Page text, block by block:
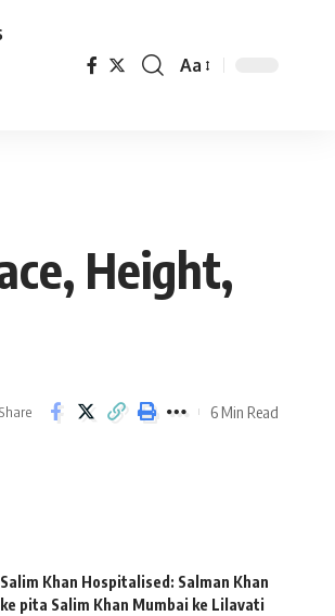
Aa
Height,
Share 6 Min Read
Salim Khan Hospitalised: Salman Khan
ke pita Salim Khan Mumbai ke Lilavati